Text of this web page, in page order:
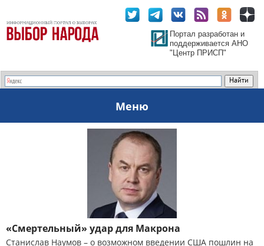
Портал разработан и
поддерживается АНО
"Центр ПРИСП"
Меню
«Смертельный» удар для Макрона
Станислав Наумов – о возможном введении США пошлин на